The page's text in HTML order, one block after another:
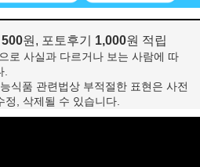
500원, 포토후기 1,000원 적립
로 사실과 다르거나 보는 사람에 따
.
식품 관련법상 부적절한 표현은 사전
정, 삭제될 수 있습니다.